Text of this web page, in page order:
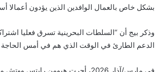
بشكل خاص بالعمال الوافدين الذين يؤدون
وذكر بيج أن “السلطات البحرينية تسرق فعليا
الدعم الطارئ في الوقت الذي هم في أمس الحاجة